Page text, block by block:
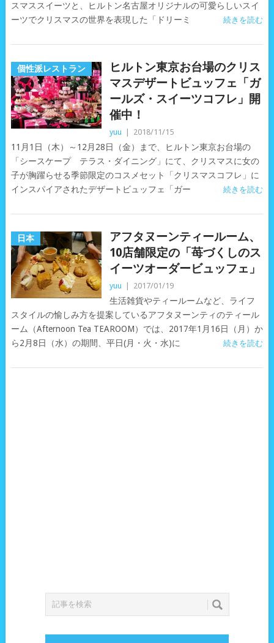
スマススイーツと、ヒルトン名古屋オリジナルの可愛らしいスイ
ーツでクリスマスの世界を表現した「ドリーミ
続きを読む
個性派レストラン
ヒルトン東京お台場のクリス
マスデザートビュッフェ「ガ
ールズ・スイーツコフレ」開
催中！
yuu 2018/11/15
11月1日（木）～12月28日（金）まで、ヒルトン東京お台場の
「シースケープ テラス・ダイニング」にて、クリスマスに女の
子が胸躍らせる季節限定のコスメセット「クリスマスコフレ」に
インスパイアされたデザートビュッフェ「ガー
続きを読む
日本
アフタヌーンティールーム、
10店舗限定の「苺づくしのス
イーツオーダービュッフェ」
yuu 2017/01/19
生活雑貨やティールームなど、ライフ
スタイルの愉しみ方を提案しているアフタヌーンティのティール
ーム（Afternoon Tea TEAROOM）では、2017年1月16日（月）か
ら2月8日（水）の期間、平日(月・火・水)に
続きを読む